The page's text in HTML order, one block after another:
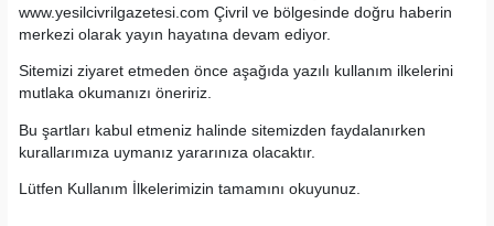
www.yesilcivrilgazetesi.com Çivril ve bölgesinde doğru haberin
merkezi olarak yayın hayatına devam ediyor.
Sitemizi ziyaret etmeden önce aşağıda yazılı kullanım ilkelerini
mutlaka okumanızı öneririz.
Bu şartları kabul etmeniz halinde sitemizden faydalanırken
kurallarımıza uymanız yararınıza olacaktır.
Lütfen Kullanım İlkelerimizin tamamını okuyunuz.